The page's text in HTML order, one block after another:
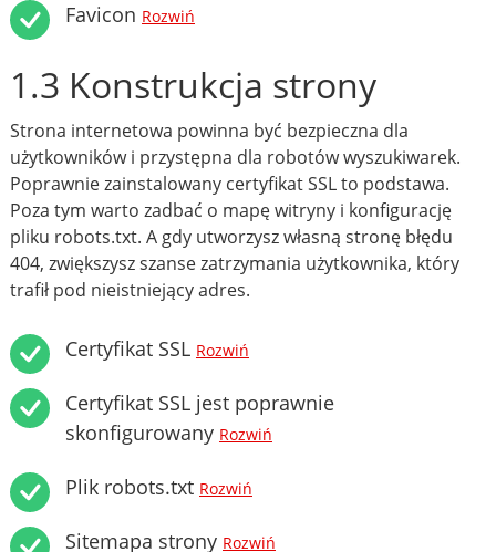
Favicon Rozwiń
1.3 Konstrukcja strony
Strona internetowa powinna być bezpieczna dla
użytkowników i przystępna dla robotów wyszukiwarek.
Poprawnie zainstalowany certyfikat SSL to podstawa.
Poza tym warto zadbać o mapę witryny i konfigurację
pliku robots.txt. A gdy utworzysz własną stronę błędu
404, zwiększysz szanse zatrzymania użytkownika, który
trafił pod nieistniejący adres.
Certyfikat SSL Rozwiń
Certyfikat SSL jest poprawnie
skonfigurowany Rozwiń
Plik robots.txt Rozwiń
Sitemapa strony Rozwiń